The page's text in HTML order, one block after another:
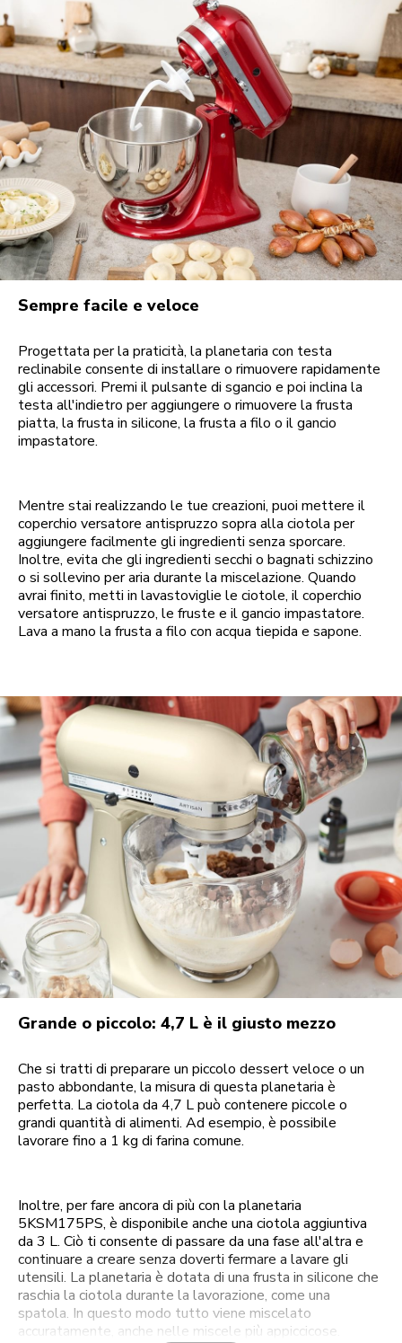
Sempre facile e veloce
Progettata per la praticità, la planetaria con testa
reclinabile consente di installare o rimuovere rapidamente
gli accessori. Premi il pulsante di sgancio e poi inclina la
testa all'indietro per aggiungere o rimuovere la frusta
piatta, la frusta in silicone, la frusta a filo o il gancio
impastatore.
Mentre stai realizzando le tue creazioni, puoi mettere il
coperchio versatore antispruzzo sopra alla ciotola per
aggiungere facilmente gli ingredienti senza sporcare.
Inoltre, evita che gli ingredienti secchi o bagnati schizzino
o si sollevino per aria durante la miscelazione. Quando
avrai finito, metti in lavastoviglie le ciotole, il coperchio
versatore antispruzzo, le fruste e il gancio impastatore.
Lava a mano la frusta a filo con acqua tiepida e sapone.
Grande o piccolo: 4,7 L è il giusto mezzo
Che si tratti di preparare un piccolo dessert veloce o un
pasto abbondante, la misura di questa planetaria è
perfetta. La ciotola da 4,7 L può contenere piccole o
grandi quantità di alimenti. Ad esempio, è possibile
lavorare fino a 1 kg di farina comune.
Inoltre, per fare ancora di più con la planetaria
5KSM175PS, è disponibile anche una ciotola aggiuntiva
da 3 L. Ciò ti consente di passare da una fase all'altra e
continuare a creare senza doverti fermare a lavare gli
utensili. La planetaria è dotata di una frusta in silicone che
raschia la ciotola durante la lavorazione, come una
spatola. In questo modo tutto viene miscelato
accuratamente, anche nelle miscele più appiccicose.